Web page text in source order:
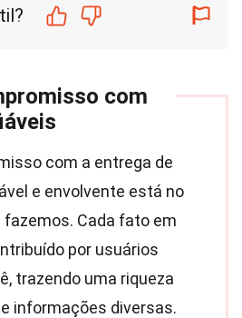
com
com a entrega de
e envolvente está no
fazemos. Cada fato em
por usuários
trazendo uma riqueza
informações diversas.